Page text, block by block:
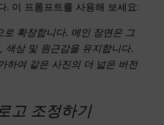
. 이 프롬프트를 사용해 보세요:
로 확장합니다. 메인 장면은 그
색상 및 원근감을 유지합니다.
하여 같은 사진의 더 넓은 버전
고 조정하기